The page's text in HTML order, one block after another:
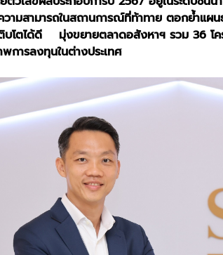
วามสามารถในสถานการณ์ที่ท้าทาย ตอกย้ำ
บโตได้ดี มุ่งขยายตลาดอสังหาฯ รวม 36 โ
การลงทุนในต่างประเทศ